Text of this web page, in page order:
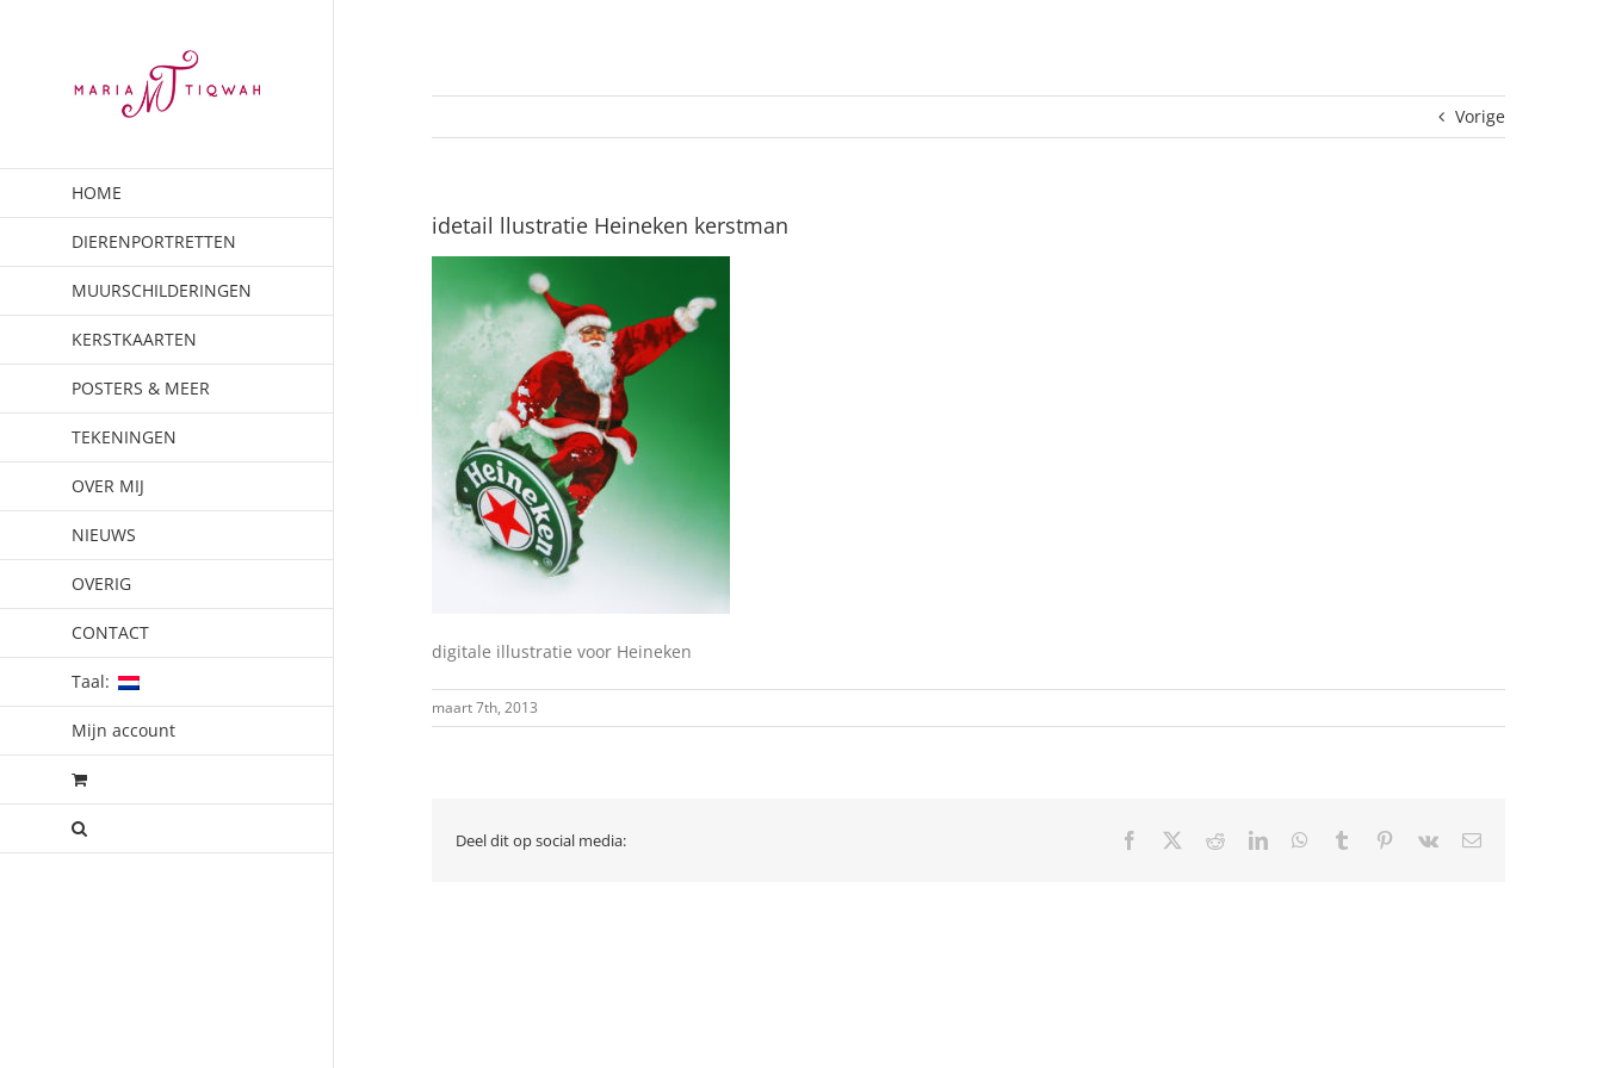
HOME
DIERENPORTRETTEN
MUURSCHILDERINGEN
KERSTKAARTEN
POSTERS & MEER
TEKENINGEN
OVER MIJ
NIEUWS
OVERIG
CONTACT
Taal:
Mijn account
Vorige
idetail llustratie Heineken kerstman
digitale illustratie voor Heineken
maart 7th, 2013
Deel dit op social media: Facebook RedditLinkedInWhatsApp
Tumblr Pinterest
Vk
E-